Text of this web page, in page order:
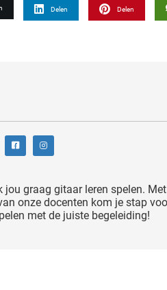
Delen Delen
graag gitaar leren spelen.
onze docenten kom je stap
met de juiste begeleiding!